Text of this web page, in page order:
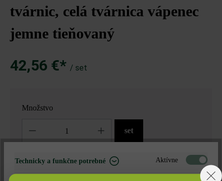
tvárnic, celá tvárnica vápenec
jemne tieňovaný
42,56 €* / set
Množstvo
set
= 1 set za 42,56 €*
Technicky a funkčne potrebné Aktívne